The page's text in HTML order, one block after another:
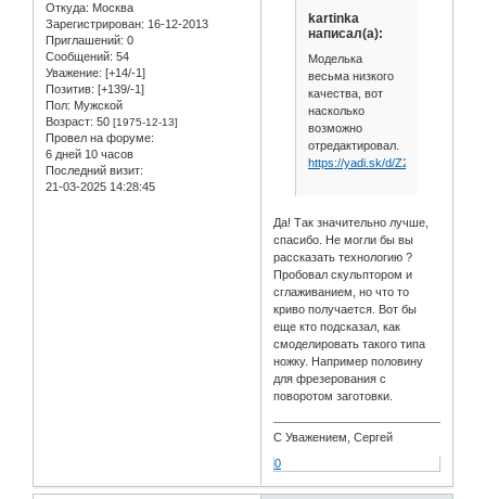
Откуда: Москва
Зарегистрирован: 16-12-2013
Приглашений: 0
Сообщений: 54
Уважение: [+14/-1]
Позитив: [+139/-1]
Пол: Мужской
Возраст: 50 [1975-12-13]
Провел на форуме:
6 дней 10 часов
Последний визит:
21-03-2025 14:28:45
kartinka
написал(а):
Моделька
весьма низкого
качества, вот
насколько
возможно
отредактировал.
https://yadi.sk/d/Z2o9dd1tcUC7A
Да! Так значительно лучше,
спасибо. Не могли бы вы
рассказать технологию ?
Пробовал скульптором и
сглаживанием, но что то
криво получается. Вот бы
еще кто подсказал, как
смоделировать такого типа
ножку. Например половину
для фрезерования с
поворотом заготовки.
С Уважением, Сергей
0